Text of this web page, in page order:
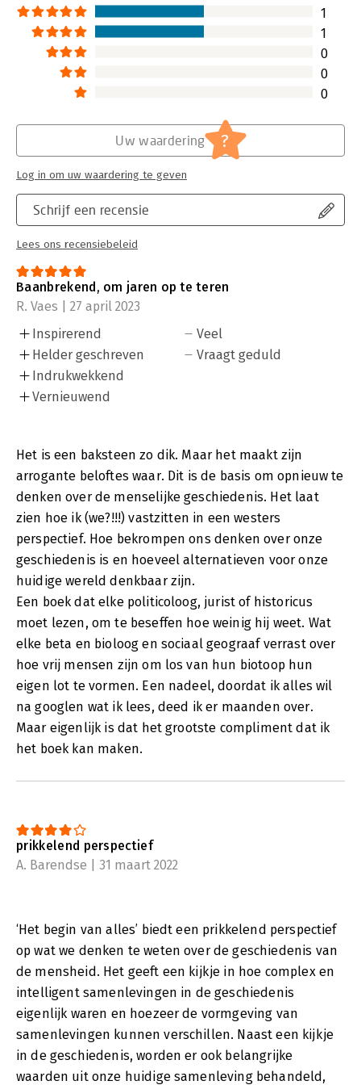
Briljant.
- THE ATLANTIC
Een radicale herziening van de geschiedenis van de mensheid.
- REBECCA SOLNIT
Uptempo en met de potentie om een revolutie te ontketenen.
- THE SUNDAY TIMES
*The New York Times Bestseller
*BBC History Book of the Year
Lees verder
1
1
0
0
0
Schrijf een recensie
Lees ons recensiebeleid
Uw waardering ?
Log in om uw waardering te geven
Baanbrekend, om jaren op te teren
R. Vaes | 27 april 2023
Inspirerend
Helder geschreven
Indrukwekkend
Vernieuwend
Veel
Vraagt geduld
Het is een baksteen zo dik. Maar het maakt zijn
arrogante beloftes waar. Dit is de basis om opnieuw te
denken over de menselijke geschiedenis. Het laat
zien hoe ik (we?!!!) vastzitten in een westers
perspectief. Hoe bekrompen ons denken over onze
geschiedenis is en hoeveel alternatieven voor onze
huidige wereld denkbaar zijn.
Een boek dat elke politicoloog, jurist of historicus
moet lezen, om te beseffen hoe weinig hij weet. Wat
elke beta en bioloog en sociaal geograaf verrast over
hoe vrij mensen zijn om los van hun biotoop hun
eigen lot te vormen. Een nadeel, doordat ik alles wil
na googlen wat ik lees, deed ik er maanden over.
Maar eigenlijk is dat het grootste compliment dat ik
het boek kan maken.
prikkelend perspectief
A. Barendse | 31 maart 2022
‘Het begin van alles’ biedt een prikkelend perspectief
op wat we denken te weten over de geschiedenis van
de mensheid. Het geeft een kijkje in hoe complex en
intelligent samenlevingen in de geschiedenis
eigenlijk waren en hoezeer de vormgeving van
samenlevingen kunnen verschillen. Naast een kijkje
in de geschiedenis, worden er ook belangrijke
waarden uit onze huidige samenleving behandeld,